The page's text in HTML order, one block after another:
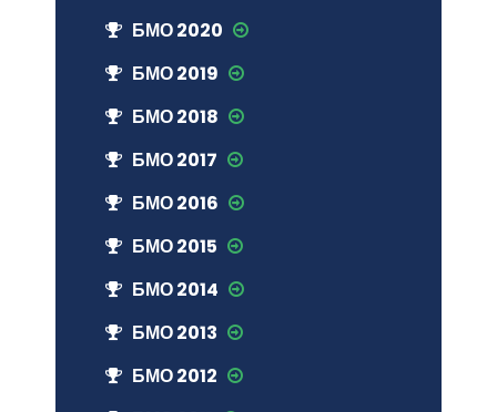
БМО 2020
БМО 2019
БМО 2018
БМО 2017
БМО 2016
БМО 2015
БМО 2014
БМО 2013
БМО 2012